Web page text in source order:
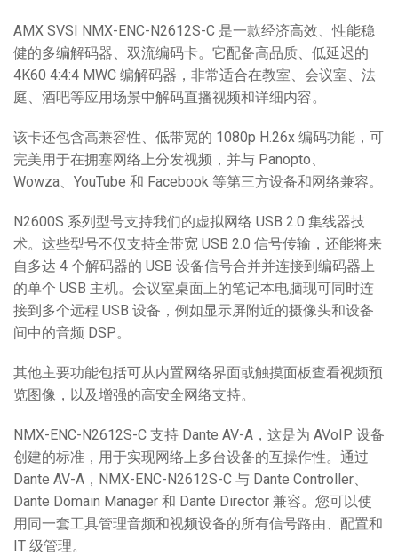
AMX SVSI NMX-ENC-N2612S-C 是一款经济高效、性能稳
健的多编解码器、双流编码卡。它配备高品质、低延迟的
4K60 4:4:4 MWC 编解码器，非常适合在教室、会议室、法
庭、酒吧等应用场景中解码直播视频和详细内容。
该卡还包含高兼容性、低带宽的 1080p H.26x 编码功能，可
完美用于在拥塞网络上分发视频，并与 Panopto、
Wowza、YouTube 和 Facebook 等第三方设备和网络兼容。
N2600S 系列型号支持我们的虚拟网络 USB 2.0 集线器技
术。这些型号不仅支持全带宽 USB 2.0 信号传输，还能将来
自多达 4 个解码器的 USB 设备信号合并并连接到编码器上
的单个 USB 主机。会议室桌面上的笔记本电脑现可同时连
接到多个远程 USB 设备，例如显示屏附近的摄像头和设备
间中的音频 DSP。
其他主要功能包括可从内置网络界面或触摸面板查看视频预
览图像，以及增强的高安全网络支持。
NMX-ENC-N2612S-C 支持 Dante AV-A，这是为 AVoIP 设备
创建的标准，用于实现网络上多台设备的互操作性。通过
Dante AV-A，NMX-ENC-N2612S-C 与 Dante Controller、
Dante Domain Manager 和 Dante Director 兼容。您可以使
用同一套工具管理音频和视频设备的所有信号路由、配置和
IT 级管理。